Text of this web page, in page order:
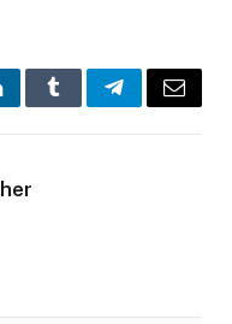
TumblrTelegramEmail